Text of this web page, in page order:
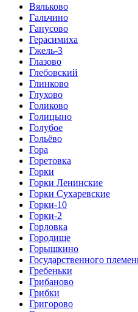
Вяльково
Гальчино
Ганусово
Герасимиха
Гжель-3
Глазово
Глебовский
Глинково
Глухово
Голиково
Голицыно
Голубое
Гольёво
Гора
Горетовка
Горки
Горки Ленинские
Горки Сухаревские
Горки-10
Горки-2
Горловка
Городище
Горышкино
Государственного
Гребеньки
Грибаново
Грибки
Григорово